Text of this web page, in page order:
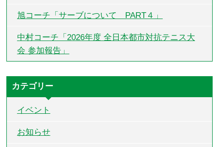
旭コーチ「サーブについて PART４」
中村コーチ「2026年度 全日本都市対抗テニス大
会 参加報告」
カテゴリー
イベント
お知らせ